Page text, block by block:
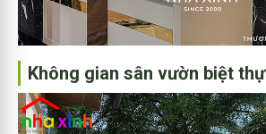
Không gian sân vườn biệt thự